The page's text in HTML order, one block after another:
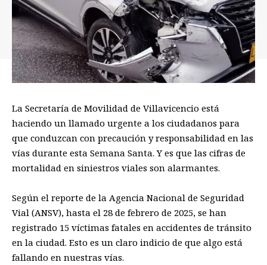
La Secretaría de Movilidad de Villavicencio está
haciendo un llamado urgente a los ciudadanos para
que conduzcan con precaución y responsabilidad en las
vías durante esta Semana Santa. Y es que las cifras de
mortalidad en siniestros viales son alarmantes.
Según el reporte de la Agencia Nacional de Seguridad
Vial (ANSV), hasta el 28 de febrero de 2025, se han
registrado 15 víctimas fatales en accidentes de tránsito
en la ciudad. Esto es un claro indicio de que algo está
fallando en nuestras vías.